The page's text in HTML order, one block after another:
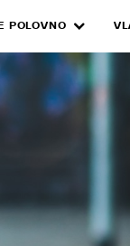
POLOVNO